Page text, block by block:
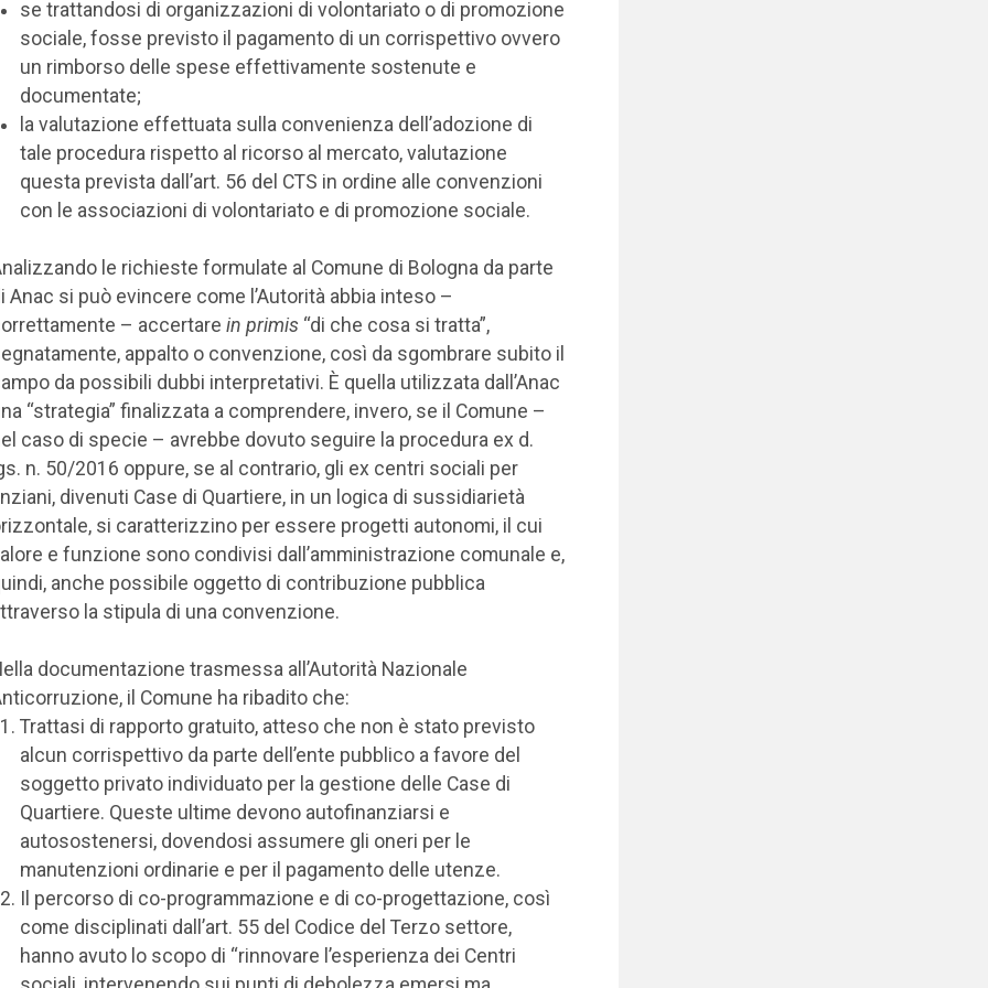
se trattandosi di organizzazioni di volontariato o di promozione
sociale, fosse previsto il pagamento di un corrispettivo ovvero
un rimborso delle spese effettivamente sostenute e
documentate;
la valutazione effettuata sulla convenienza dell’adozione di
tale procedura rispetto al ricorso al mercato, valutazione
questa prevista dall’art. 56 del CTS in ordine alle convenzioni
con le associazioni di volontariato e di promozione sociale.
le richieste formulate al Comune di Bologna da parte
Anac si può evincere come l’Autorità abbia inteso –
– accertare in primis “di che cosa si tratta”,
appalto o convenzione, così da sgombrare subito il
da possibili dubbi interpretativi. È quella utilizzata dall’Anac
“strategia” finalizzata a comprendere, invero, se il Comune –
caso di specie – avrebbe dovuto seguire la procedura ex d.
n. 50/2016 oppure, se al contrario, gli ex centri sociali per
divenuti Case di Quartiere, in un logica di sussidiarietà
si caratterizzino per essere progetti autonomi, il cui
e funzione sono condivisi dall’amministrazione comunale e,
anche possibile oggetto di contribuzione pubblica
la stipula di una convenzione.
documentazione trasmessa all’Autorità Nazionale
il Comune ha ribadito che:
Trattasi di rapporto gratuito, atteso che non è stato previsto
alcun corrispettivo da parte dell’ente pubblico a favore del
soggetto privato individuato per la gestione delle Case di
Quartiere. Queste ultime devono autofinanziarsi e
autosostenersi, dovendosi assumere gli oneri per le
manutenzioni ordinarie e per il pagamento delle utenze.
Il percorso di co-programmazione e di co-progettazione, così
come disciplinati dall’art. 55 del Codice del Terzo settore,
hanno avuto lo scopo di “rinnovare l’esperienza dei Centri